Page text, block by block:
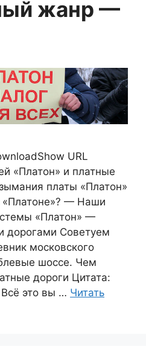
жанр —
URL
«Платон» и платные
платы «Платон»
— Наши
«Платон» —
дорогами Советуем
московского
шоссе. Чем
дороги Цитата:
это вы … Читать